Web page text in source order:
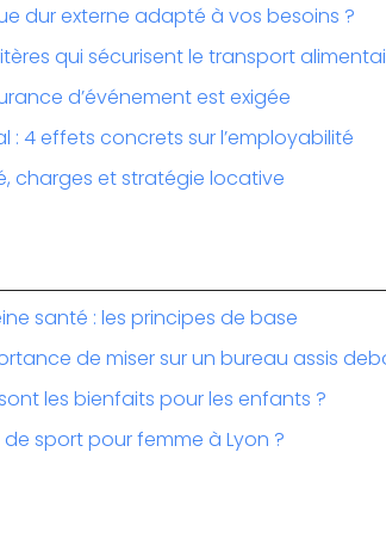
dur externe adapté à vos besoins ?
qui sécurisent le transport
d’événement est exigée
: 4 effets concrets sur l’employabilité
charges et stratégie locative
santé : les principes de base
de miser sur un bureau assis
les bienfaits pour les enfants ?
sport pour femme à Lyon ?